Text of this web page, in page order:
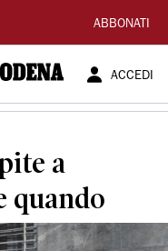
ABBONATI
ACCEDI
a
quando